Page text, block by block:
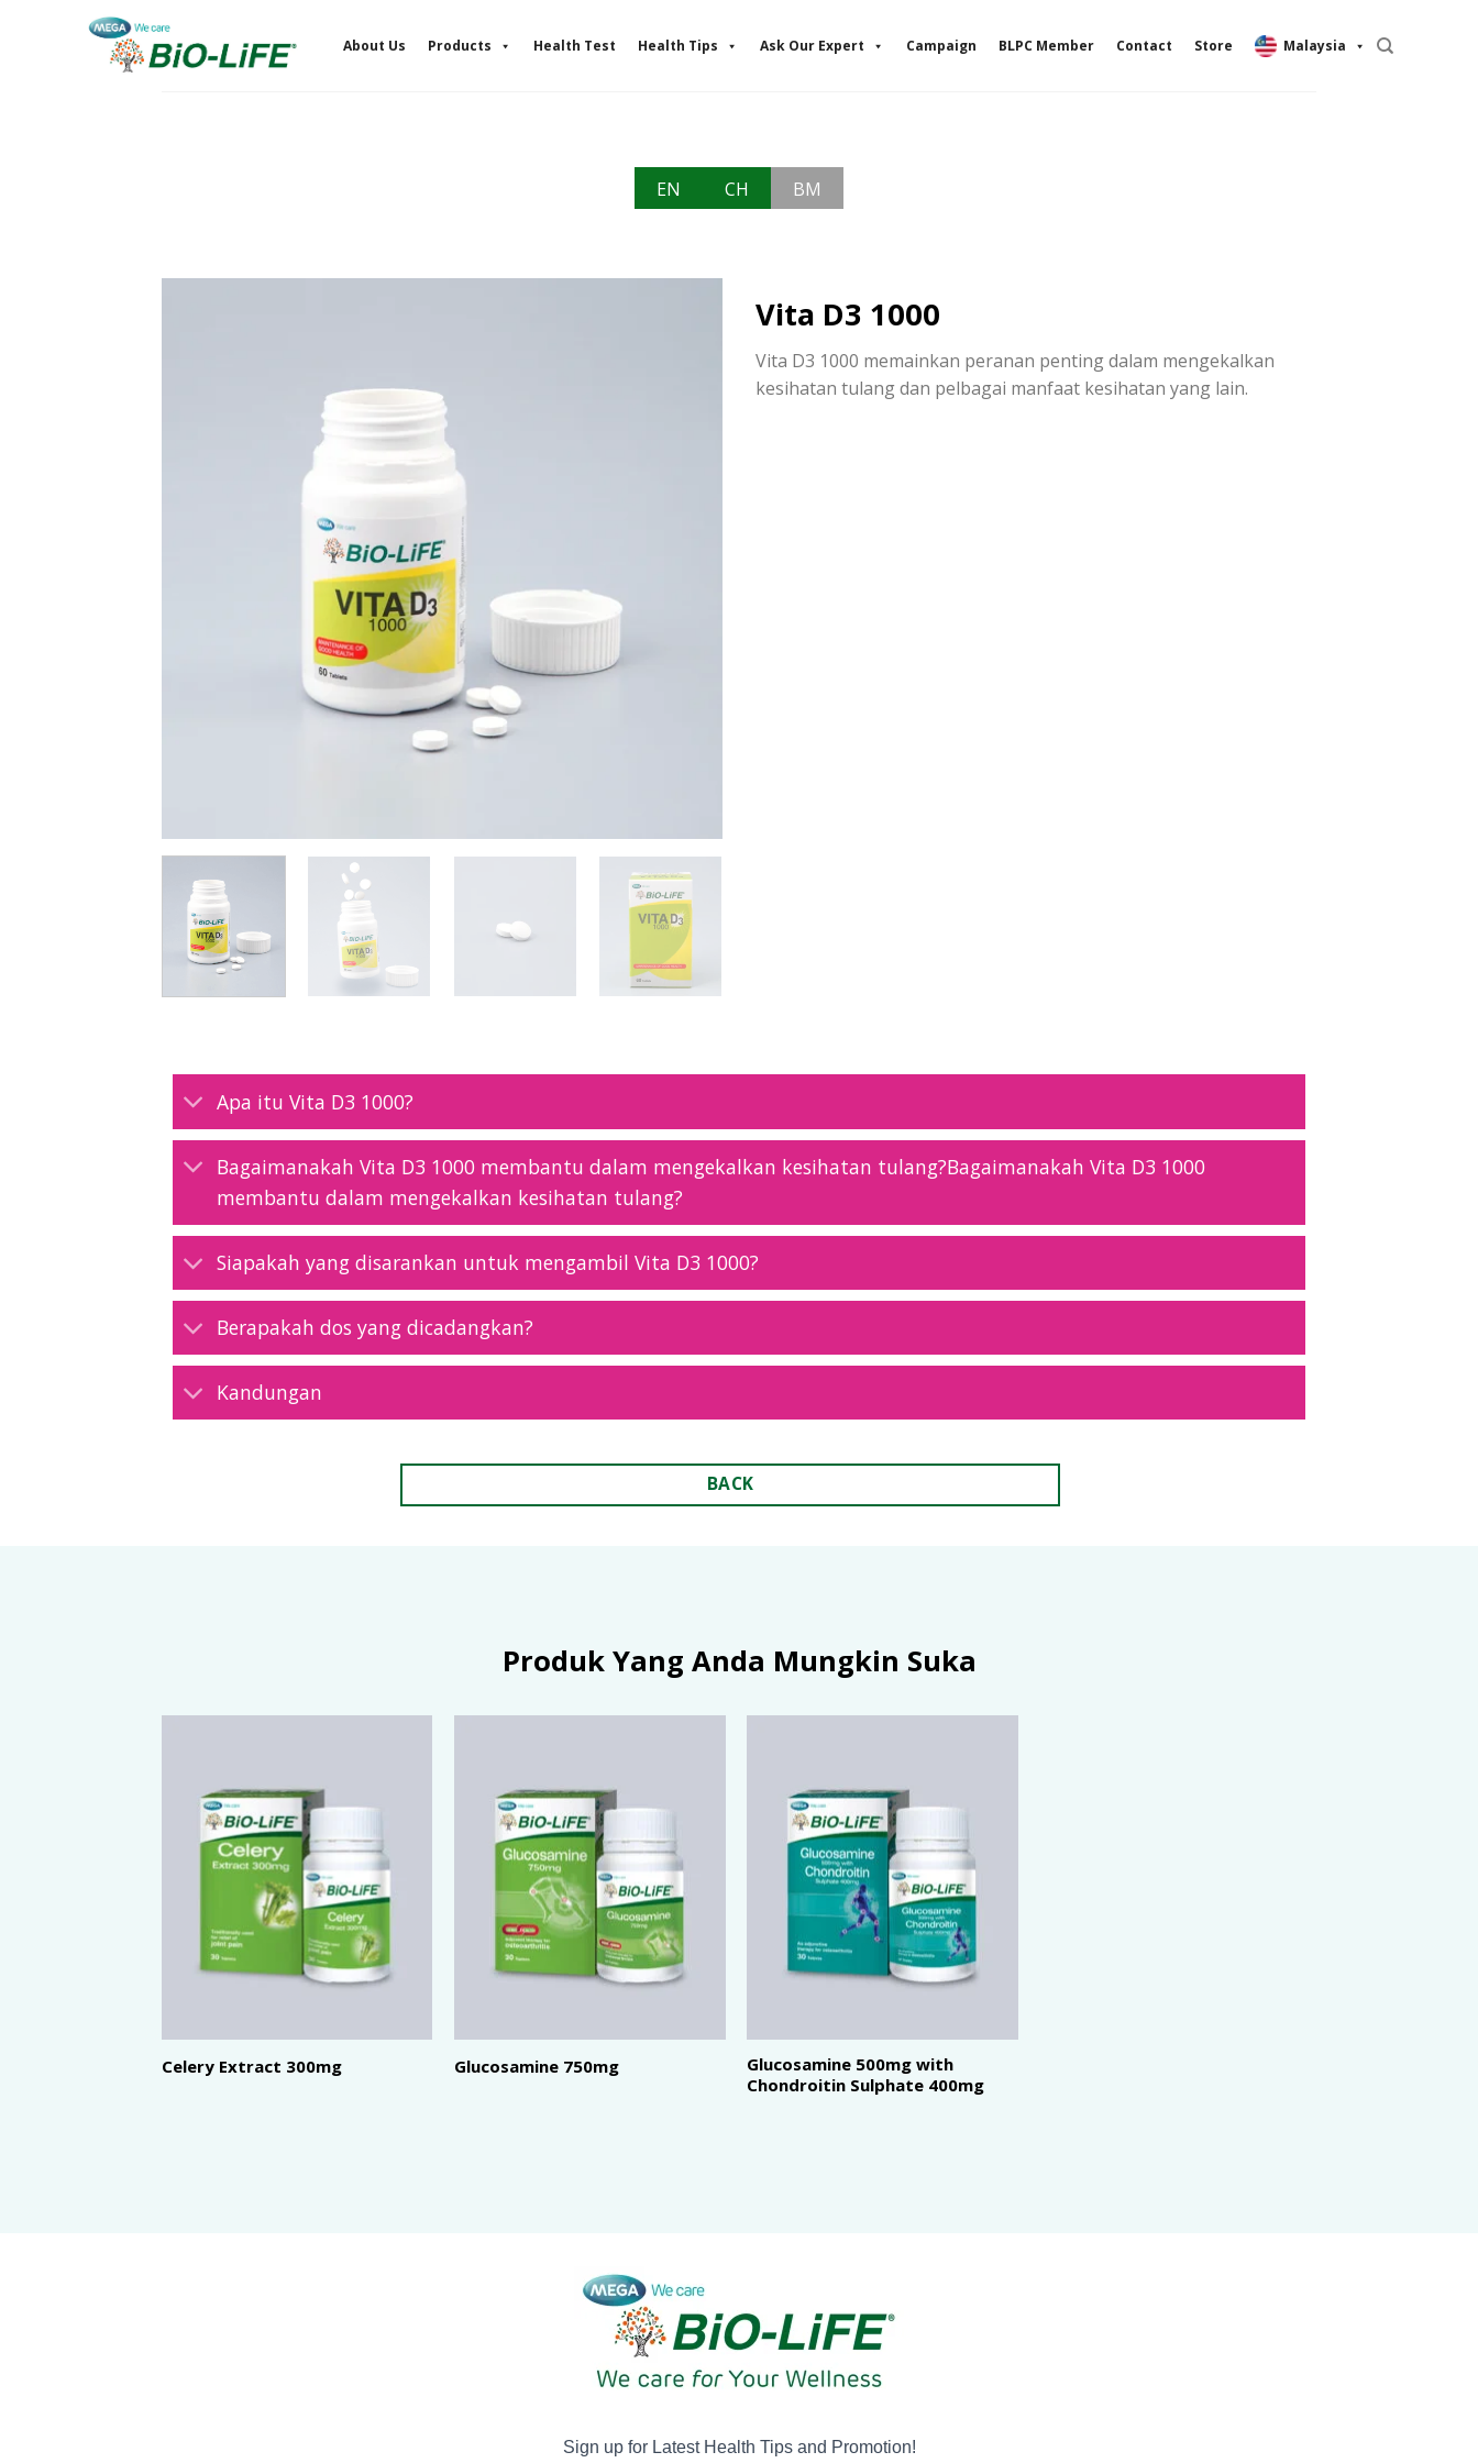
About Us Products Health Test Health Tips Ask Our Expert Campaign BLPC Member Contact Store Malaysia
EN CH BM
Vita D3 1000
Vita D3 1000 memainkan peranan penting dalam mengekalkan
kesihatan tulang dan pelbagai manfaat kesihatan yang lain.
Apa itu Vita D3 1000?
Bagaimanakah Vita D3 1000 membantu dalam mengekalkan kesihatan tulang?Bagaimanakah Vita D3 1000
membantu dalam mengekalkan kesihatan tulang?
Siapakah yang disarankan untuk mengambil Vita D3 1000?
Berapakah dos yang dicadangkan?
Kandungan
BACK
Produk Yang Anda Mungkin Suka
Celery Extract 300mg Glucosamine 750mg
Glucosamine 500mg with
Chondroitin Sulphate 400mg
Sign up for Latest Health Tips and Promotion!